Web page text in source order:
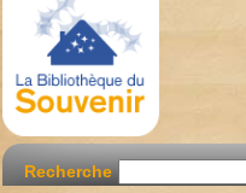
Recherche